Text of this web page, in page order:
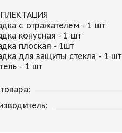
с отражателем - 1 шт
конусная - 1 шт
плоская - 1шт
для защиты стекла - 1 шт
- 1 шт